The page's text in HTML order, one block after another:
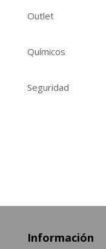
Outlet
Químicos
Seguridad
Información